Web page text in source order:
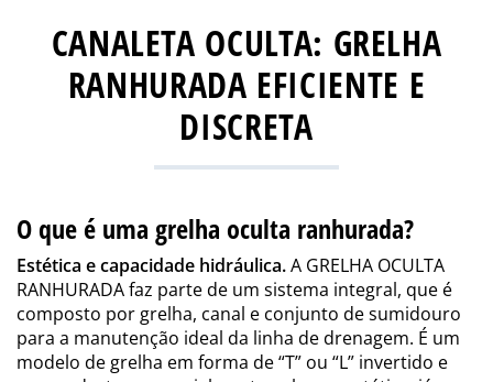
CANALETA OCULTA: GRELHA
RANHURADA EFICIENTE E
DISCRETA
O que é uma grelha oculta ranhurada?
Estética e capacidade hidráulica.A GRELHA OCULTA
RANHURADA faz parte de um sistema integral, que é
composto por grelha, canal e conjunto de sumidouro
para a manutenção ideal da linha de drenagem. É um
modelo de grelha em forma de “T” ou “L” invertido e